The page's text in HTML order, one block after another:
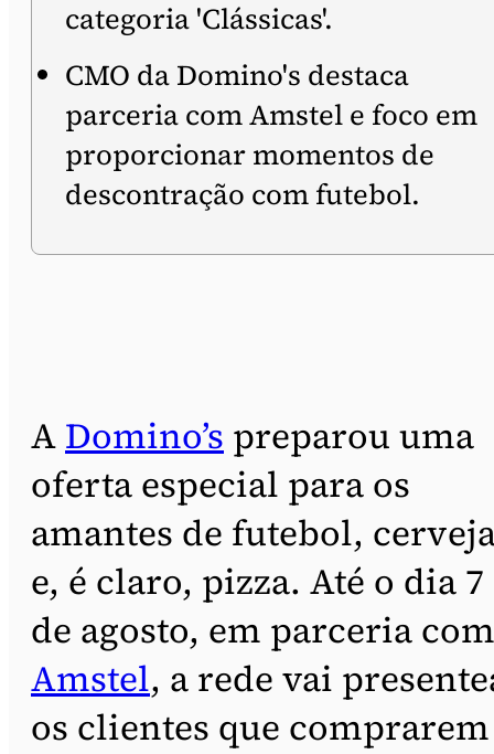
categoria 'Clássicas'.
CMO da Domino's destaca
parceria com Amstel e foco em
proporcionar momentos de
descontração com futebol.
A Domino’s preparou uma
oferta especial para os
amantes de futebol,
e, é claro, pizza. Até o dia 7
de agosto, em parceria
Amstel, a rede vai
os clientes que